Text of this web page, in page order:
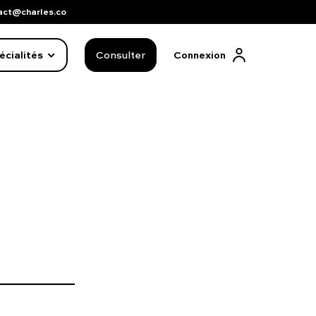
Consulter Connexion